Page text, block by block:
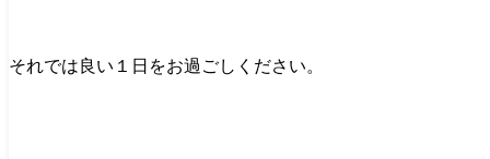
それでは良い１日をお過ごしください。